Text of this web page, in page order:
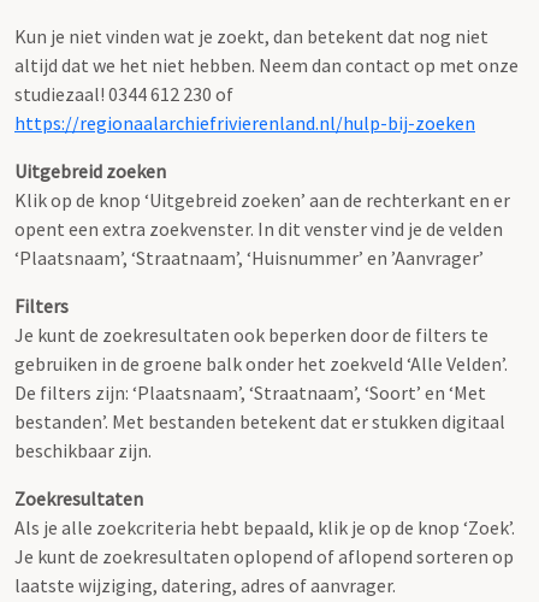
Kun je niet vinden wat je zoekt, dan betekent dat nog niet
altijd dat we het niet hebben. Neem dan contact op met onze
studiezaal! 0344 612 230 of
https://regionaalarchiefrivierenland.nl/hulp-bij-zoeken
Uitgebreid zoeken
Klik op de knop ‘Uitgebreid zoeken’ aan de rechterkant en er
opent een extra zoekvenster. In dit venster vind je de velden
‘Plaatsnaam’, ‘Straatnaam’, ‘Huisnummer’ en ’Aanvrager’
Filters
Je kunt de zoekresultaten ook beperken door de filters te
gebruiken in de groene balk onder het zoekveld ‘Alle Velden’.
De filters zijn: ‘Plaatsnaam’, ‘Straatnaam’, ‘Soort’ en ‘Met
bestanden’. Met bestanden betekent dat er stukken digitaal
beschikbaar zijn.
Zoekresultaten
Als je alle zoekcriteria hebt bepaald, klik je op de knop ‘Zoek’.
Je kunt de zoekresultaten oplopend of aflopend sorteren op
laatste wijziging, datering, adres of aanvrager.